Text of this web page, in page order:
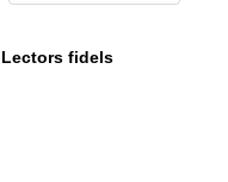
Lectors fidels